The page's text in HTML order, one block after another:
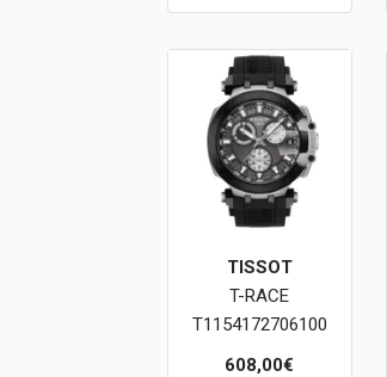
TISSOT
T-RACE
T1154172706100
608,00€